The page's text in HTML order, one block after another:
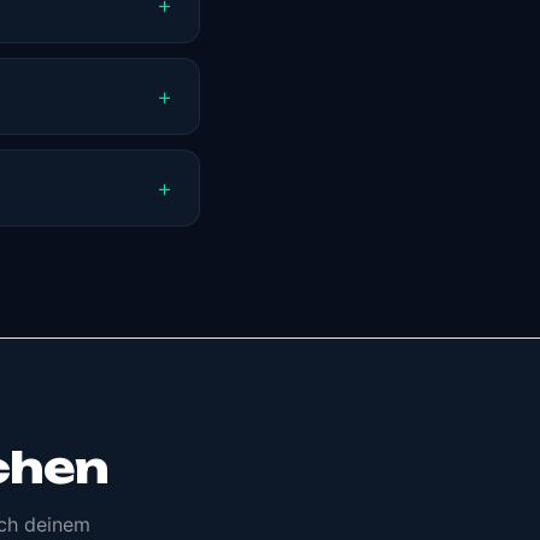
deinem